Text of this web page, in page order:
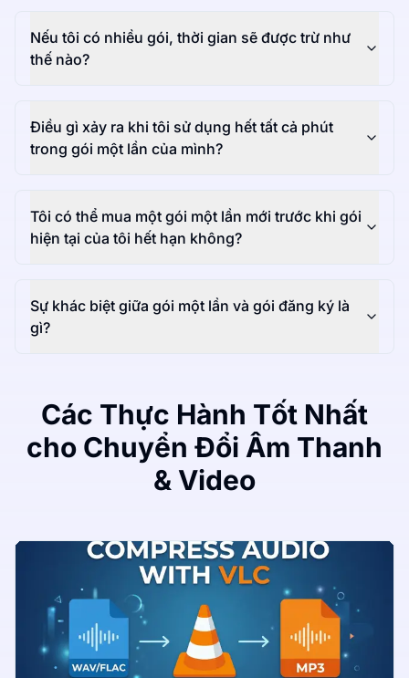
Nếu tôi có nhiều gói, thời gian sẽ được trừ như
thế nào?
Điều gì xảy ra khi tôi sử dụng hết tất cả phút
trong gói một lần của mình?
Tôi có thể mua một gói một lần mới trước khi gói
hiện tại của tôi hết hạn không?
Sự khác biệt giữa gói một lần và gói đăng ký là
gì?
Các Thực Hành Tốt Nhất
cho Chuyển Đổi Âm Thanh
& Video